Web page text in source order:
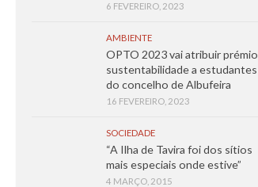
6 FEVEREIRO, 2023
AMBIENTE
OPTO 2023 vai atribuir prémio
sustentabilidade a estudantes
do concelho de Albufeira
16 FEVEREIRO, 2023
SOCIEDADE
“A Ilha de Tavira foi dos sítios
mais especiais onde estive”
4 MARÇO, 2015